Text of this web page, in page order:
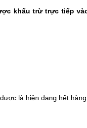
khấu trừ trực tiếp
là hiện đang hết hàng.